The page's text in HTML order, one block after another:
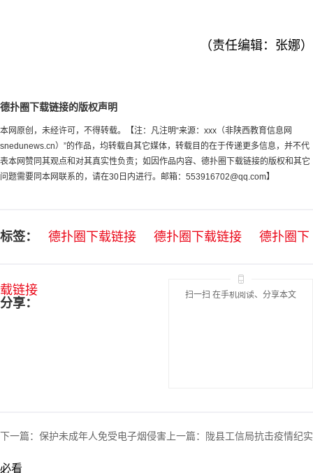
（责任编辑：张娜）
德扑圈下载链接的版权声明
本网原创，未经许可，不得转载。【注：凡注明“来源：xxx（非陕西教育信息网
snedunews.cn）”的作品，均转载自其它媒体，转载目的在于传递更多信息，并不代
表本网赞同其观点和对其真实性负责；如因作品内容、德扑圈下载链接的版权和其它
问题需要同本网联系的，请在30日内进行。邮箱： 553916702@qq.com】
标签： 德扑圈下载链接 德扑圈下载链接 德扑圈下
载链接
分享：
扫一扫 在手机阅读、分享本文
上一篇： 陇县工信局抗击疫情纪实
下一篇： 保护未成年人免受电子烟侵害
必看